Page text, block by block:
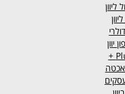
ליוון
יוון